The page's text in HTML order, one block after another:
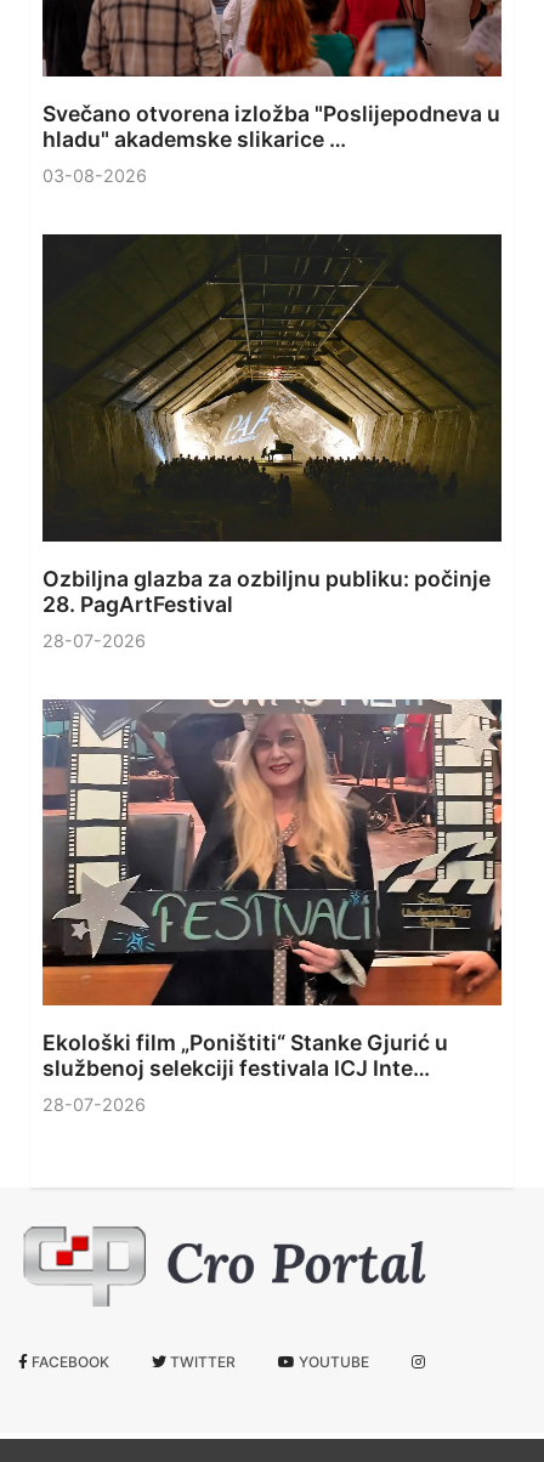
Svečano otvorena izložba "Poslijepodneva u
hladu" akademske slikarice …
03-08-2026
Ozbiljna glazba za ozbiljnu publiku: počinje
28. PagArtFestival
28-07-2026
Ekološki film „Poništiti“ Stanke Gjurić u
službenoj selekciji festivala ICJ Inte…
28-07-2026
FACEBOOK TWITTER YOUTUBE